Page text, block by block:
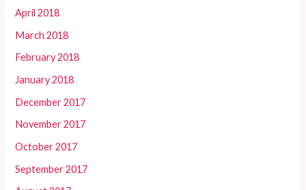
April 2018
March 2018
February 2018
January 2018
December 2017
November 2017
October 2017
September 2017